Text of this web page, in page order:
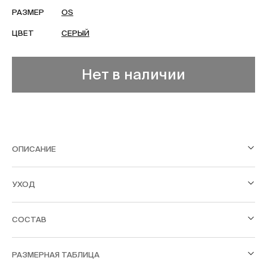
РАЗМЕР OS
ЦВЕТ СЕРЫЙ
Нет в наличии
ОПИСАНИЕ
УХОД
СОСТАВ
РАЗМЕРНАЯ ТАБЛИЦА